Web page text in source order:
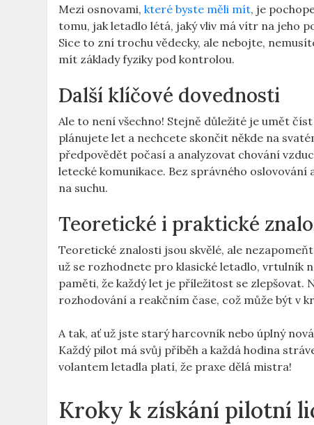
Mezi osnovami,které byste měli mít, je
tomu, jak letadlo létá, jaký vliv má vítr na jeho
Sice to zní trochu vědecky, ale nebojte,
mít základy fyziky pod kontrolou.
Další klíčové dovednosti
Ale to není všechno! Stejně důležité je umět
plánujete let a nechcete skončit někde na
předpovědět počasí a analyzovat chování
letecké komunikace. Bez správného
na suchu.
Teoretické i praktické
Teoretické znalosti jsou skvělé, ale
už se rozhodnete pro klasické letadlo, vrtulník
paměti, že každý let je příležitost se zlepšovat.
rozhodování a reakčním čase, což může být v
A tak, ať už jste starý harcovník nebo úplný
Každý pilot má svůj příběh a každá hodina
volantem letadla platí, že praxe dělá mistra!
Kroky k získání pilotní